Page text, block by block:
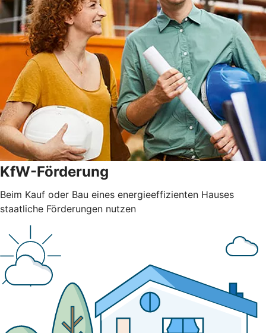
KfW-Förderung
Beim Kauf oder Bau eines energieeffizienten Hauses
staatliche Förderungen nutzen